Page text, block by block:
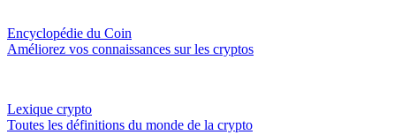
Encyclopédie du Coin
Améliorez vos connaissances sur les cryptos
Lexique crypto
Toutes les définitions du monde de la crypto